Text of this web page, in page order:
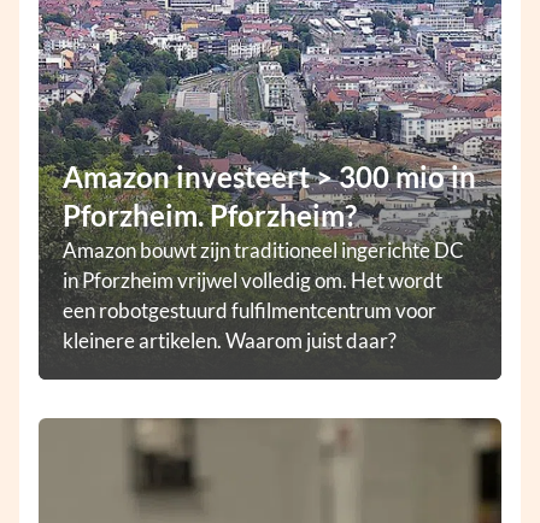
Amazon investeert > 300 mio in
Pforzheim. Pforzheim?
Amazon bouwt zijn traditioneel ingerichte DC
in Pforzheim vrijwel volledig om. Het wordt
een robotgestuurd fulfilmentcentrum voor
kleinere artikelen. Waarom juist daar?